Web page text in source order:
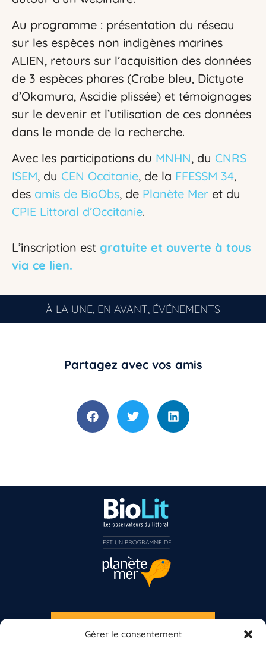
Gérer le consentement
Au programme : présentation du réseau
sur les espèces non indigènes marines
ALIEN, retours sur l’acquisition des données
de 3 espèces phares (Crabe bleu, Dictyote
d’Okamura, Ascidie plissée) et témoignages
sur le devenir et l’utilisation de ces données
dans le monde de la recherche.
Avec les participations du MNHN, du CNRS
ISEM, du CEN Occitanie, de la FFESSM 34,
des amis de BioObs, de Planète Mer et du
CPIE Littoral d’Occitanie.
L’inscription est gratuite et ouverte à tous
via ce lien.
À LA UNE, EN AVANT, ÉVÉNEMENTS
Partagez avec vos amis
S'INSCRIRE À LA NEWSLETTER
Vous n’êtes pas encore inscrit à Biolit ?
Inscrivez-vous dès maintenant